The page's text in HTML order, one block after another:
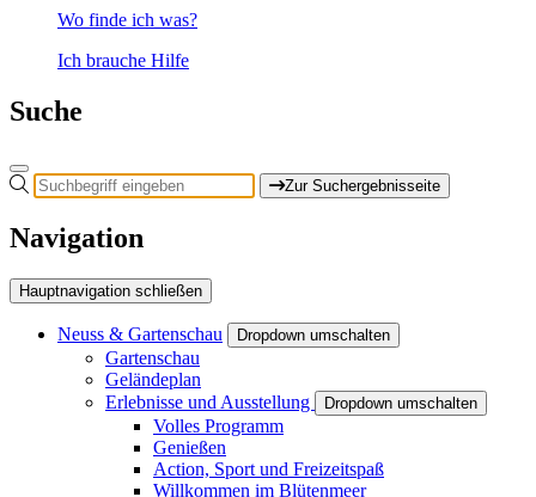
Wo finde ich was?
Ich brauche Hilfe
Suche
Zur Suchergebnisseite
Navigation
Hauptnavigation schließen
Neuss & Gartenschau Dropdown umschalten
Gartenschau
Geländeplan
Erlebnisse und Ausstellung
Dropdown umschalten
Volles Programm
Genießen
Action, Sport und Freizeitspaß
Willkommen im Blütenmeer